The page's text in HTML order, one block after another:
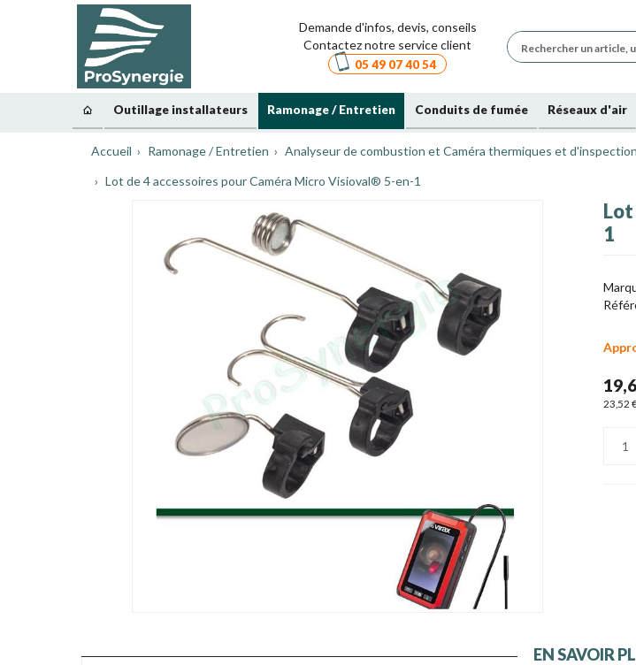
Demande d'infos, devis, conseils
Contactez notre service client
05 49 07 40 54
Outillage installateurs Ramonage / Entretien Conduits de fumée Réseaux d'air
Accueil Ramonage / Entretien Analyseur de combustion et Caméra thermiques et d'inspection
Lot de 4 accessoires pour Caméra Micro Visioval® 5-en-1
1
23,52
EN SAVOIR